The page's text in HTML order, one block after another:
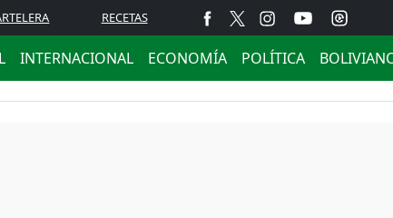
RECETAS
INTERNACIONAL ECONOMÍA POLÍTICA